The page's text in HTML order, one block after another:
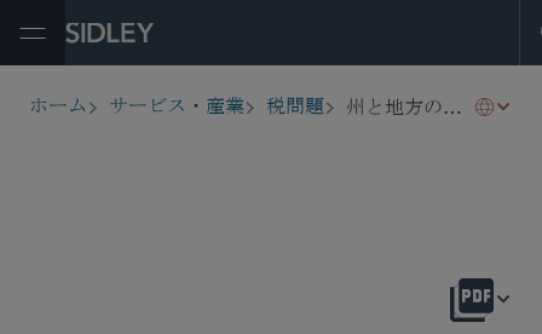
breadcrumbs
ホーム サービス・産業 税問題 州と地方の税論争